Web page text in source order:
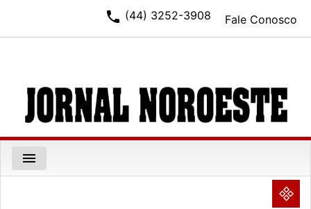
Fale Conosco
phone (44) 3252-3908
menu
NULL